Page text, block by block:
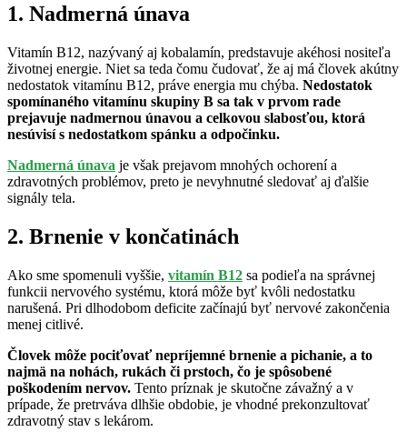
1. Nadmerná únava
Vitamín B12, nazývaný aj kobalamín, predstavuje akéhosi nositeľa
životnej energie. Niet sa teda čomu čudovať, že aj má človek akútny
nedostatok vitamínu B12, práve energia mu chýba. Nedostatok
spomínaného vitamínu skupiny B sa tak v prvom rade
prejavuje nadmernou únavou a celkovou slabosťou, ktorá
nesúvisí s nedostatkom spánku a odpočinku.
Nadmerná únava je však prejavom mnohých ochorení a
zdravotných problémov, preto je nevyhnutné sledovať aj ďalšie
signály tela.
2. Brnenie v končatinách
Ako sme spomenuli vyššie, vitamín B12 sa podieľa na správnej
funkcii nervového systému, ktorá môže byť kvôli nedostatku
narušená. Pri dlhodobom deficite začínajú byť nervové zakončenia
menej citlivé.
Človek môže pociťovať nepríjemné brnenie a pichanie, a to
najmä na nohách, rukách či prstoch, čo je spôsobené
poškodením nervov. Tento príznak je skutočne závažný a v
prípade, že pretrváva dlhšie obdobie, je vhodné prekonzultovať
zdravotný stav s lekárom.